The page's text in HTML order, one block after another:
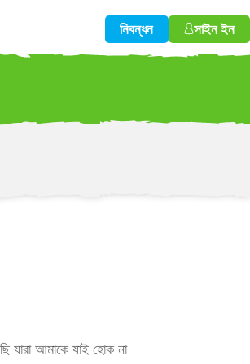
নিবন্ধন সাইন ইন
যারা আমাকে যাই হোক না